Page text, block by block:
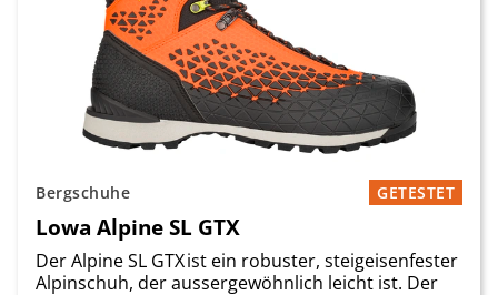
Bergschuhe GETESTET
Lowa Alpine SL GTX
Der Alpine SL GTX ist ein robuster, steigeisenfester
Alpinschuh, der aussergewöhnlich leicht ist. Der